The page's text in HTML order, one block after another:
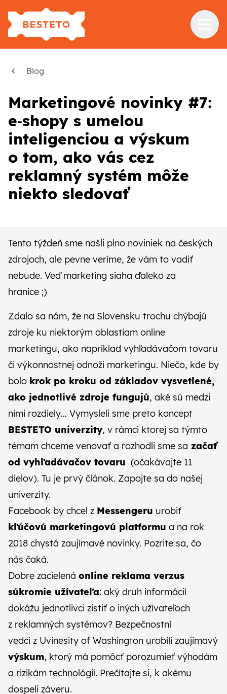
Referencie
Blog
O nás
Kontakt
Blog
Marketingové novinky #7:
e‑shopy s umelou
inteligenciou a výskum
o tom, ako vás cez
reklamný systém môže
niekto sledovať
Tento týždeň sme našli plno noviniek na českých
zdrojoch, ale pevne veríme, že vám to vadiť
nebude. Veď marketing siaha ďaleko za
hranice ;)
Zdalo sa nám, že na Slovensku trochu chýbajú
zdroje ku niektorým oblastiam online
marketingu, ako napríklad vyhľadávačom tovaru
či výkonnostnej odnoži marketingu. Niečo, kde by
bolo krok po kroku od základov vysvetlené,
ako jednotlivé zdroje fungujú, aké sú medzi
nimi rozdiely… Vymysleli sme preto koncept
BESTETO univerzity, v rámci ktorej sa týmto
témam chceme venovať a rozhodli sme sa začať
od vyhľadávačov tovaru (očakávajte 11
dielov). Tu je prvý článok. Zapojte sa do našej
univerzity.
Facebook by chcel z Messengeru urobiť
kľúčovú marketingovú platformu a na rok
2018 chystá zaujímavé novinky. Pozrite sa, čo
nás čaká.
Dobre zacielená online reklama verzus
súkromie užívateľa: aký druh informácií
dokážu jednotlivci zistiť o iných užívateľoch
z reklamných systémov? Bezpečnostní
vedci z Uvinesity of Washington urobili zaujímavý
výskum, ktorý má pomôcť porozumieť výhodám
a rizikám technológií. Prečítajte si, k akému
dospeli záveru.